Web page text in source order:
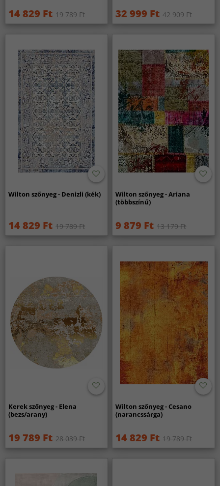
14 829 Ft 19 789 Ft 32 999 Ft 42 909 Ft
Wilton szőnyeg - Denizli (kék)
14 829 Ft 19 789 Ft
Wilton szőnyeg - Ariana
(többszínű)
9 879 Ft 13 179 Ft
Kerek szőnyeg - Elena
(bezs/arany)
19 789 Ft 28 039 Ft
Wilton szőnyeg - Cesano
(narancssárga)
14 829 Ft 19 789 Ft